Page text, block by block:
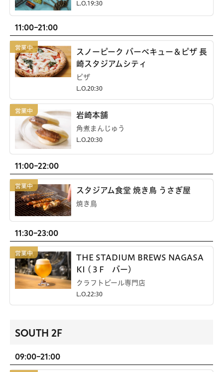
L.O.19:30
11:00-21:00
スノーピーク バーベキュー＆ピザ 長
崎スタジアムシティ
ピザ
L.O.20:30
岩崎本舗
角煮まんじゅう
L.O.20:30
11:00-22:00
スタジアム食堂 焼き鳥 うさぎ屋
焼き鳥
11:30-23:00
THE STADIUM BREWS NAGASA
KI (３F バー)
クラフトビール専門店
L.O.22:30
SOUTH 2F
09:00-21:00